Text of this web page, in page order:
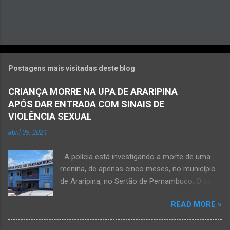
Postagens mais visitadas deste blog
CRIANÇA MORRE NA UPA DE ARARIPINA
APÓS DAR ENTRADA COM SINAIS DE
VIOLÊNCIA SEXUAL
abril 09, 2024
A polícia está investigando a morte de uma
menina, de apenas cinco meses, no município
de Araripina, no Sertão de Pernambuco. O caso
morte a esclarecer”. A PM diz que, na segunda-
feira (8), foi acionada para verificar uma
READ MORE »